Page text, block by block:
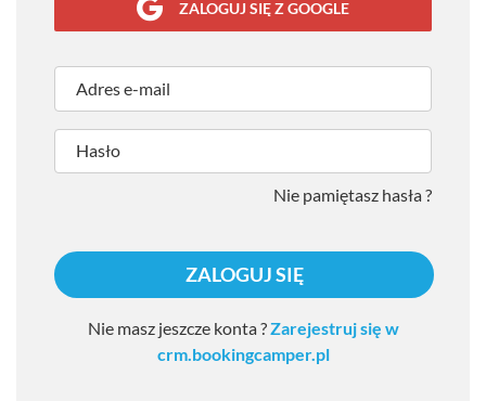
ZALOGUJ SIĘ Z GOOGLE
Adres e-mail
Hasło
Nie pamiętasz hasła ?
ZALOGUJ SIĘ
Nie masz jeszcze konta ?Zarejestruj się w
crm.bookingcamper.pl